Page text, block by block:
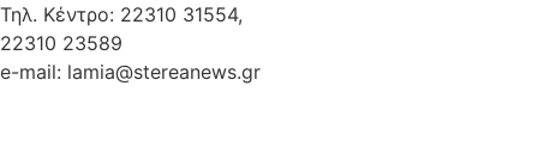
Τηλ. Κέντρο: 22310 31554,
22310 23589
e-mail: lamia@stereanews.gr